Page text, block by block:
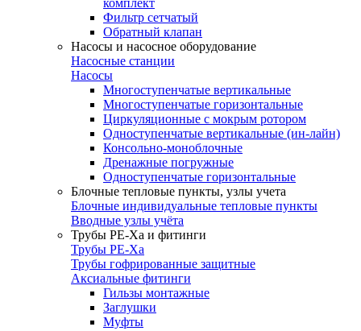
комплект
Фильтр сетчатый
Обратный клапан
Насосы и насосное оборудование
Насосные станции
Насосы
Многоступенчатые вертикальные
Многоступенчатые горизонтальные
Циркуляционные с мокрым ротором
Одноступенчатые вертикальные (ин-лайн)
Консольно-моноблочные
Дренажные погружные
Одноступенчатые горизонтальные
Блочные тепловые пункты, узлы учета
Блочные индивидуальные тепловые пункты
Вводные узлы учёта
Трубы РЕ-Ха и фитинги
Трубы РЕ-Ха
Трубы гофрированные защитные
Аксиальные фитинги
Гильзы монтажные
Заглушки
Муфты